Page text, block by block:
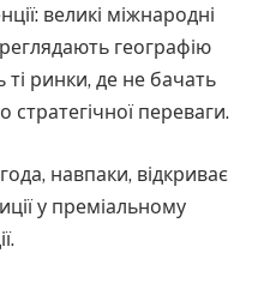
великі міжнародні
географію
ринки, де не бачать
переваги.
навпаки, відкриває
у преміальному